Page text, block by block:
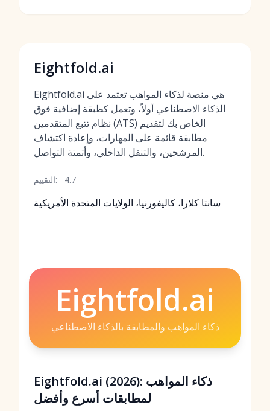
Eightfold.ai
Eightfold.ai هي منصة لذكاء المواهب تعتمد على
الذكاء الاصطناعي أولاً، وتعمل كطبقة إضافية فوق
نظام تتبع المتقدمين (ATS) الخاص بك لتقديم
مطابقة قائمة على المهارات، وإعادة اكتشاف
المرشحين، والتنقل الداخلي، وأتمتة التواصل.
التقييم: 4.7
سانتا كلارا، كاليفورنيا، الولايات المتحدة الأمريكية
Eightfold.ai
ذكاء المواهب والمطابقة بالذكاء الاصطناعي
Eightfold.ai (2026): ذكاء المواهب
لمطابقات أسرع وأفضل